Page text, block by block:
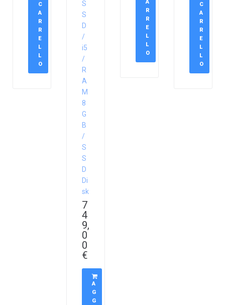
C
A
R
R
E
L
L
O
S
S
D
/
i5
/
R
A
M
8
G
B
/
S
S
D
Di
sk
7
4
9,
0
0
€
A
G
G
A
R
R
E
L
L
O
C
A
R
R
E
L
L
O